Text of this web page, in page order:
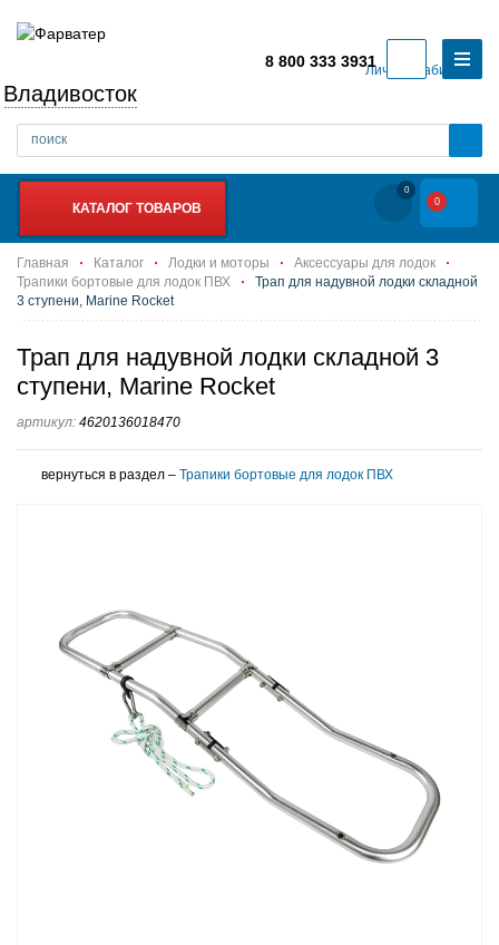
Личный кабинет
Владивосток
8 800 333 3931
КАТАЛОГ ТОВАРОВ
0
0
Главная Каталог Лодки и моторы
Аксессуары для лодок
Трапики бортовые для лодок ПВХ
Трап для надувной лодки складной
3 ступени, Marine Rocket
Трап для надувной лодки складной 3
ступени, Marine Rocket
артикул: 4620136018470
вернуться в раздел – Трапики бортовые для лодок ПВХ